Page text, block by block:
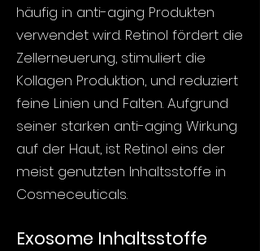
häufig in anti-aging Produkten
verwendet wird. Retinol fördert die
Zellerneuerung, stimuliert die
Kollagen Produktion, und reduziert
feine Linien und Falten. Aufgrund
seiner starken anti-aging Wirkung
auf der Haut, ist Retinol eins der
meist genutzten Inhaltsstoffe in
Cosmeceuticals.
Exosome Inhaltsstoffe